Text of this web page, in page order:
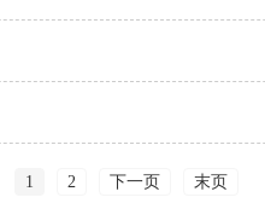
1 2 下一页 末页